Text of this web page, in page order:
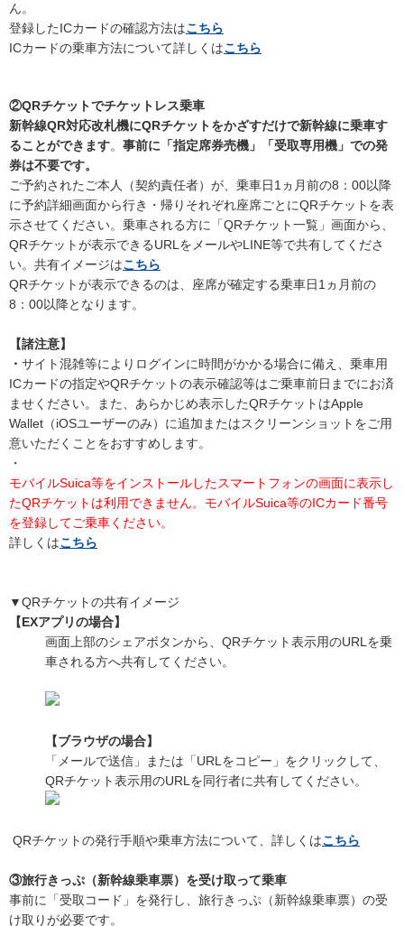
ん。
登録したICカードの確認方法はこちら
ICカードの乗車方法について詳しくはこちら
②QRチケットでチケットレス乗車
新幹線QR対応改札機にQRチケットをかざすだけで新幹線に乗車す
ることができます。 事前に「指定席券売機」「受取専用機」での発
券は不要です。
ご予約されたご本人（契約責任者）が、乗車日1ヵ月前の8：00以降
に予約詳細画面から行き・帰りそれぞれ座席ごとにQRチケットを表
示させてください。乗車される方に「QRチケット一覧」画面から、
QRチケットが表示できるURLをメールやLINE等で共有してくださ
い。共有イメージはこちら
QRチケットが表示できるのは、座席が確定する乗車日1ヵ月前の
8：00以降となります。
【諸注意】
・ サイト混雑等によりログインに時間がかかる場合に備え、乗車用
ICカードの指定やQRチケットの表示確認等はご乗車前日までにお済
ませください。また、あらかじめ表示したQRチケットはApple
Wallet（iOSユーザーのみ）に追加またはスクリーンショットをご用
意いただくことをおすすめします。
・
モバイルSuica等をインストールしたスマートフォンの画面に表示し
たQRチケットは利用できません。モバイルSuica等のICカード番号
を登録してご乗車ください。
詳しくはこちら
▼QRチケットの共有イメージ
【EXアプリの場合】
画面上部のシェアボタンから、QRチケット表示用のURLを乗
車される方へ共有してください。
【ブラウザの場合】
「メールで送信」または「URLをコピー」をクリックして、
QRチケット表示用のURLを同行者に共有してください。
QRチケットの発行手順や乗車方法について、詳しくはこちら
③旅行きっぷ（新幹線乗車票）を受け取って乗車
事前に「受取コード」を発行し、旅行きっぷ（新幹線乗車票）の受
け取りが必要です。